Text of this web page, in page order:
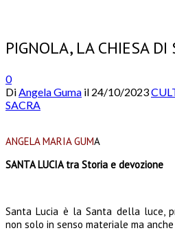
PIGNOLA, LA CHIESA DI
0
DiAngela Guma il 24/10/2023
SACRA
ANGELA MARIA GUMA
SANTA LUCIA tra Storia e devozione
Santa Lucia è la Santa della luce,
non solo in senso materiale ma